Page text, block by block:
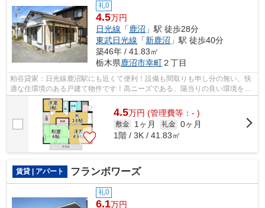
礼0
4.5万円
日光線 「 鹿沼 」駅 徒歩28分
東武日光線 「新鹿沼 」駅 徒歩40分
築46年 / 41.83㎡
栃木県鹿沼市幸町２丁目
粕谷貸家：日光線鹿沼駅にも近くて便利！設備も間取りも申し分の無い、快
適な住環境のある戸建て物件です！高ニーズである、陽当りの良い環境を実
現した物件です！こちらの物件には自...
4.5万円 (管理費等：- )
敷金 1ヶ月 礼金 0ヶ月
1階 / 3K / 41.83㎡
賃貸 | アパート フランボワーズ
礼0
6.1万円